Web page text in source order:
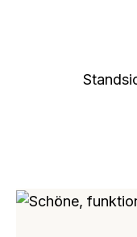
Bildergalerie